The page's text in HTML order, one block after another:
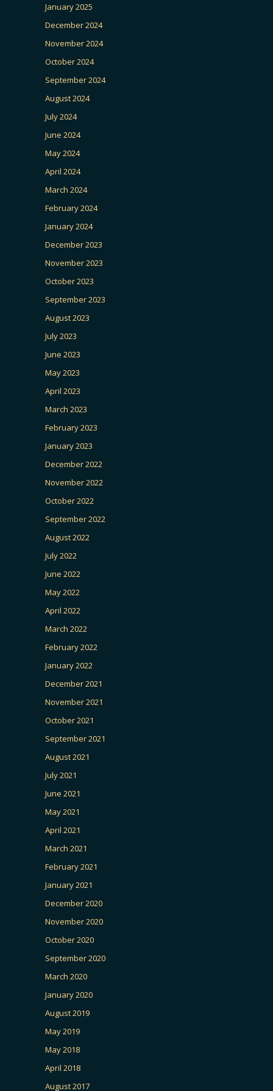
January 2025
December 2024
November 2024
October 2024
September 2024
August 2024
July 2024
June 2024
May 2024
April 2024
March 2024
February 2024
January 2024
December 2023
November 2023
October 2023
September 2023
August 2023
July 2023
June 2023
May 2023
April 2023
March 2023
February 2023
January 2023
December 2022
November 2022
October 2022
September 2022
August 2022
July 2022
June 2022
May 2022
April 2022
March 2022
February 2022
January 2022
December 2021
November 2021
October 2021
September 2021
August 2021
July 2021
June 2021
May 2021
April 2021
March 2021
February 2021
January 2021
December 2020
November 2020
October 2020
September 2020
March 2020
January 2020
August 2019
May 2019
May 2018
April 2018
August 2017